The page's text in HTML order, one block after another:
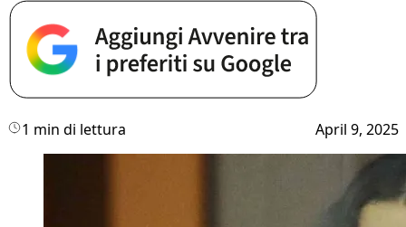
1 min di lettura April 9, 2025